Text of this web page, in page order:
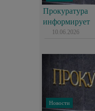
Прокуратура
информирует
10.06.2026
Новости